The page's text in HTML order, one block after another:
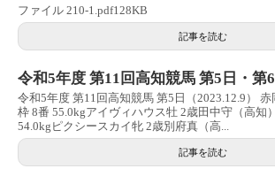
ファイル 210-1.pdf128KB
記事を読む
令和5年度 第11回高知競馬 第5日・第
令和5年度 第11回高知競馬 第5日（2023.12.9）
枠 8番 55.0kgアイヴィハウス牡 2歳田中守（高知
54.0kgピクシースカイ牝 2歳別府真（高...
記事を読む